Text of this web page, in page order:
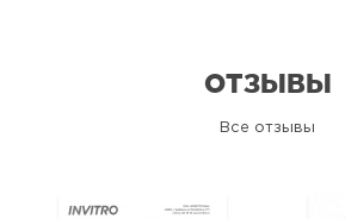
ОТЗЫВЫ
Все отзывы